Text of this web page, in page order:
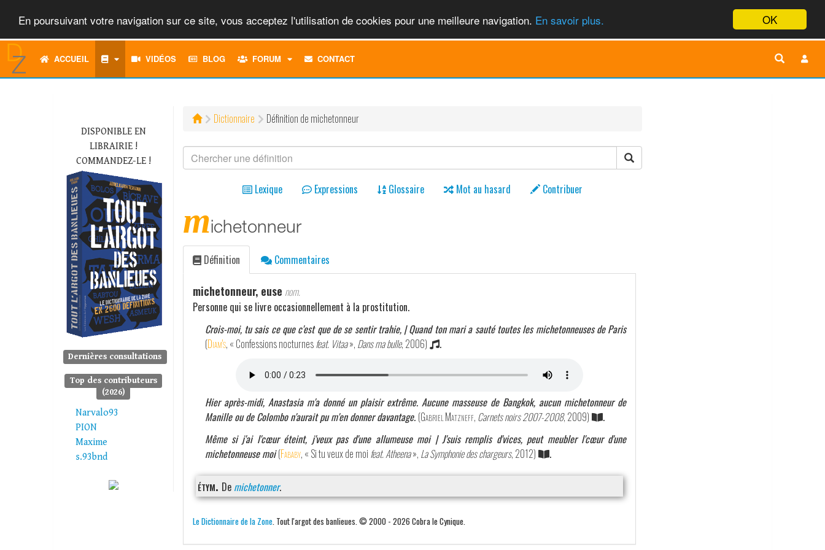
OK
En poursuivant votre navigation sur ce site, vous acceptez l'utilisation de cookies pour une meilleure navigation. En savoir plus.
ACCUEIL VIDÉOS BLOG FORUM
TOGGLECONTACT
DISPONIBLE EN
LIBRAIRIE !
COMMANDEZ-LE !
Dernières consultations
Top des contributeurs
(2026)
Narvalo93
PION
Maxime
s.93bnd
Dictionnaire Définition de michetonneur
Lexique Expressions Glossaire Mot au hasard Contribuer
michetonneur
Définition Commentaires
michetonneur, euse nom.
Personne qui se livre occasionnellement à la prostitution.
Crois-moi, tu sais ce que c'est que de se sentir trahie, | Quand ton mari a sauté toutes les michetonneuses de Paris
(Diam's, « Confessions nocturnesfeat. Vitaa», Dans ma bulle, 2006) .
Hier après-midi, Anastasia m'a donné un plaisir extrême. Aucune masseuse de Bangkok, aucun michetonneur de
Manille ou de Colombo n'aurait pu m'en donner davantage. (Gabriel Matzneff, Carnets noirs 2007-2008, 2009)
.
Même si j'ai l'cœur éteint, j'veux pas d'une allumeuse moi | J'suis remplis d'vices, peut meubler l'cœur d'une
michetonneuse moi (Fababy, « Si tu veux de moi feat. Atheena», La Symphonie des chargeurs, 2012) .
étym. De michetonner.
Le Dictionnaire de la Zone. Tout l'argot des banlieues. © 2000 - 2026 Cobra le Cynique.